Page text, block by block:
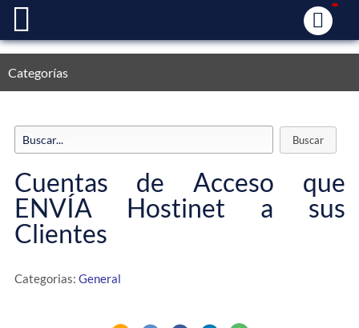
Categorías
Cuentas de Acceso que
ENVÍA Hostinet a sus
Clientes
Categorias: General